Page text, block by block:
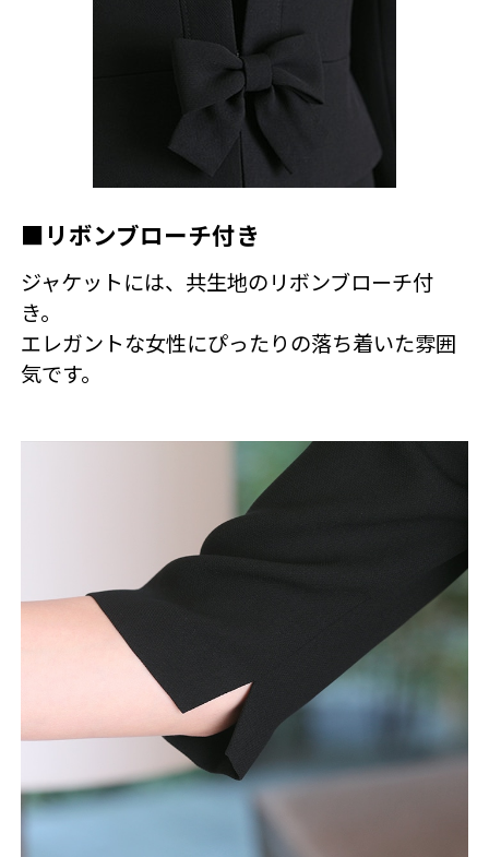
■リボンブローチ付き
ジャケットには、共生地のリボンブローチ付
き。
エレガントな女性にぴったりの落ち着いた雰囲
気です。